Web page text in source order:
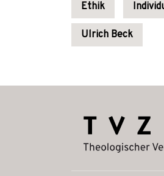
Ethik
Ulrich Beck